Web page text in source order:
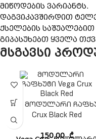
მიწოდების ვარიანტს.
დაგვიკავშირდით
ქსელების საშუალებით
გიპასუხებთ ყველა
მსგავსი
Vega მოდულარი
Crux Black Red
150,00₾